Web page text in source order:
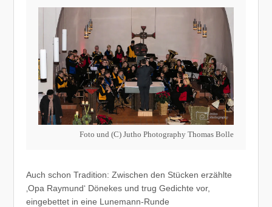
Foto und (C) Jutho Photography Thomas Bolle
Auch schon Tradition: Zwischen den Stücken erzählte
‚Opa Raymund‘ Dönekes und trug Gedichte vor,
eingebettet in eine Lunemann-Runde